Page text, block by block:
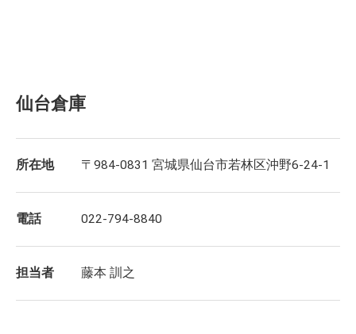
仙台倉庫
所在地 〒984-0831 宮城県仙台市若林区沖野6-24-1
電話 022-794-8840
担当者 藤本 訓之